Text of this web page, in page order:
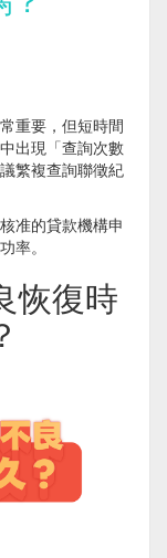
重要，但短時間
出現「查詢次數
繁複查詢聯徵紀
准的貸款機構申
率。
恢復時